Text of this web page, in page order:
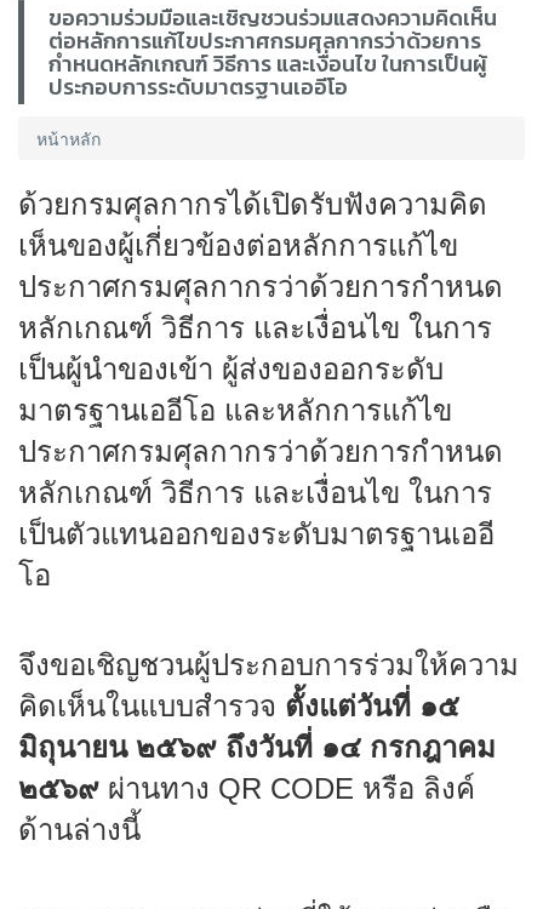
ขอความร่วมมือและเชิญชวนร่วมแสดงความคิดเห็น
ต่อหลักการแก้ไขประกาศกรมศุลกากรว่าด้วยการ
กำหนดหลักเกณฑ์ วิธีการ และเงื่อนไข ในการเป็นผู้
ประกอบการระดับมาตรฐานเออีโอ
หน้าหลัก
ด้วยกรมศุลกากรได้เปิดรับฟังความคิด
เห็นของผู้เกี่ยวข้องต่อหลักการแก้ไข
ประกาศกรมศุลกากรว่าด้วยการกำหนด
หลักเกณฑ์ วิธีการ และเงื่อนไข ในการ
เป็นผู้นำของเข้า ผู้ส่งของออกระดับ
มาตรฐานเออีโอ และหลักการแก้ไข
ประกาศกรมศุลกากรว่าด้วยการกำหนด
หลักเกณฑ์ วิธีการ และเงื่อนไข ในการ
เป็นตัวแทนออกของระดับมาตรฐานเออี
โอ
จึงขอเชิญชวนผู้ประกอบการร่วมให้ความ
คิดเห็นในแบบสำรวจ ตั้งแต่วันที่ ๑๕
มิถุนายน ๒๕๖๙ ถึงวันที่ ๑๔ กรกฎาคม
๒๕๖๙ ผ่านทาง QR CODE หรือ ลิงค์
ด้านล่างนี้